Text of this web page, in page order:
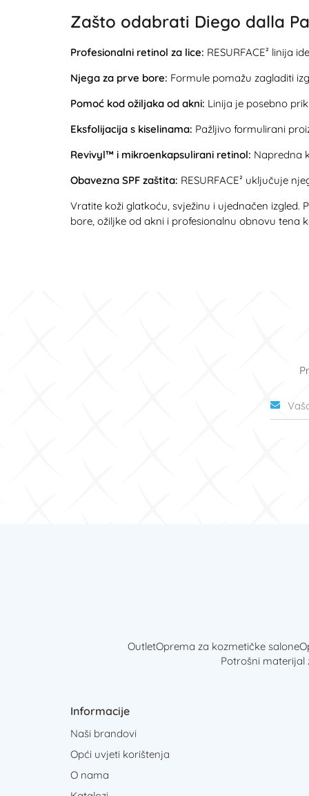
Zašto odabrati Diego dalla
Profesionalni retinol za lice: RESURFACE² linija
Njega za prve bore: Formule pomažu zagladiti
Pomoć kod ožiljaka od akni: Linija je posebno
Eksfolijacija s kiselinama: Pažljivo formulirani
Revivyl™ i mikroenkapsulirani retinol: Napredna
Obavezna SPF zaštita: RESURFACE² uključuje
Vratite koži glatkoću, svježinu i ujednačen
bore, ožiljke od akni i profesionalnu obnovu tena
OutletOprema za kozmetičke salone
Potrošni materijal
Informacije
Naši brandovi
Opći uvjeti korištenja
O nama